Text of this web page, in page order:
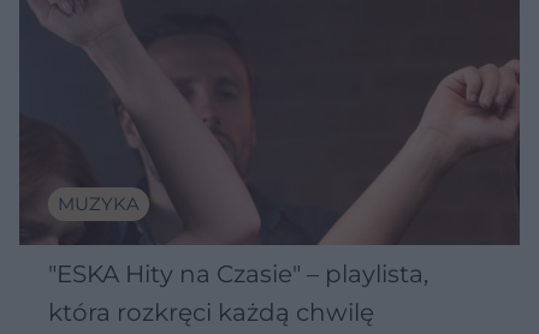
MUZYKA
"ESKA Hity na Czasie" – playlista,
która rozkręci każdą chwilę